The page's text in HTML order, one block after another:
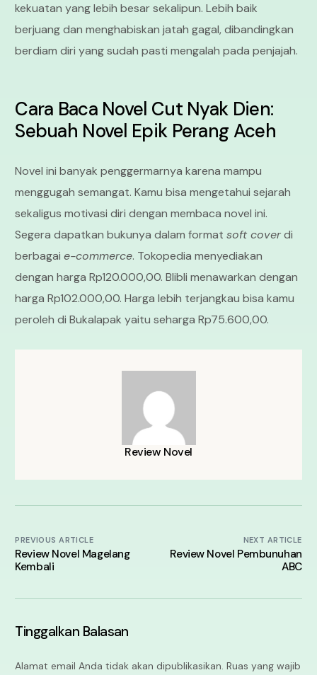
kekuatan yang lebih besar sekalipun. Lebih baik
berjuang dan menghabiskan jatah gagal, dibandingkan
berdiam diri yang sudah pasti mengalah pada penjajah.
Cara Baca Novel Cut Nyak Dien:
Sebuah Novel Epik Perang Aceh
Novel ini banyak penggermarnya karena mampu
menggugah semangat. Kamu bisa mengetahui sejarah
sekaligus motivasi diri dengan membaca novel ini.
Segera dapatkan bukunya dalam formatsoft coverdi
berbagaie-commerce. Tokopedia menyediakan
dengan harga Rp120.000,00. Blibli menawarkan dengan
harga Rp102.000,00. Harga lebih terjangkau bisa kamu
peroleh di Bukalapak yaitu seharga Rp75.600,00.
Review Novel
PREVIOUS ARTICLE
Review Novel Magelang
Kembali
NEXT ARTICLE
Review Novel Pembunuhan
ABC
Tinggalkan Balasan
Alamat email Anda tidak akan dipublikasikan. Ruas yang wajib